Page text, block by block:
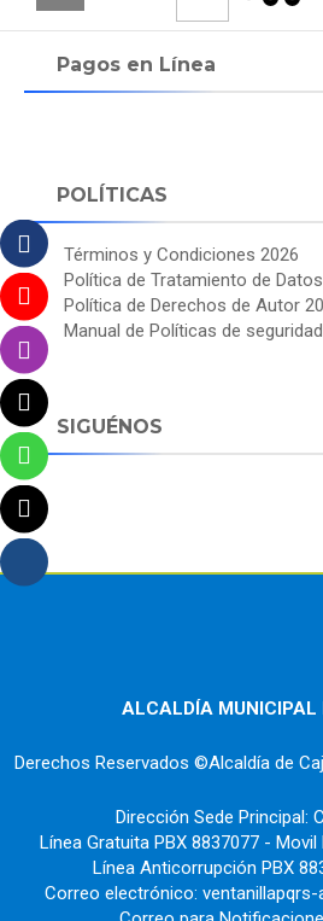
Pagos en Línea
POLÍTICAS
Términos y Condiciones 2026
Política de Tratamiento de
Política de Derechos de Autor
Manual de Políticas de
SIGUÉNOS
ALCALDÍA MUNICIPAL
Derechos Reservados ©Alcaldía de
Dirección Sede Principal:
Línea Gratuita PBX 8837077 -
Línea Anticorrupción PBX
Correo electrónico: ventanillapqrs-